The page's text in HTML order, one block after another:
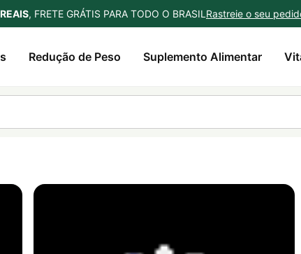
, FRETE GRÁTIS PARA TODO O BRASIL Rastreie o seu
Redução de Peso Suplemento Alimentar